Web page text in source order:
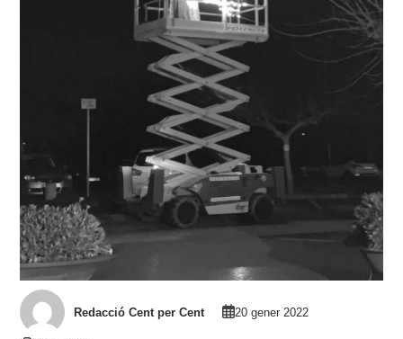
Redacció Cent per Cent 20 gener 2022